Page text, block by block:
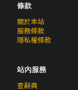
條款
關於本站
服務條款
隱私權條款
站內服務
查辭典